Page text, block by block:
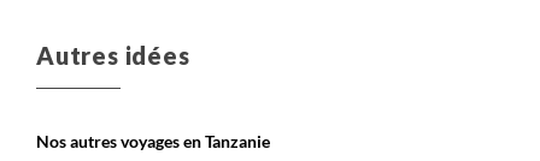
Autres idées
Nos autres voyages en Tanzanie